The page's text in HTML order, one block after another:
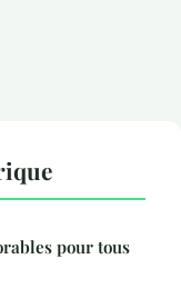
pour tous